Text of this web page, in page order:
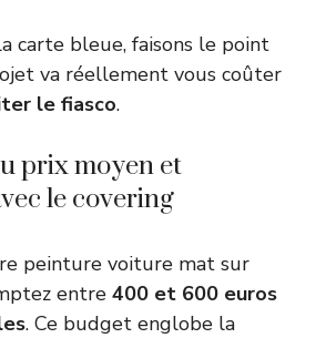
carte bleue, faisons le point
va réellement vous coûter
le fiasco.
prix moyen et
le covering
peinture voiture mat sur
entre 400 et 600 euros
. Ce budget englobe la